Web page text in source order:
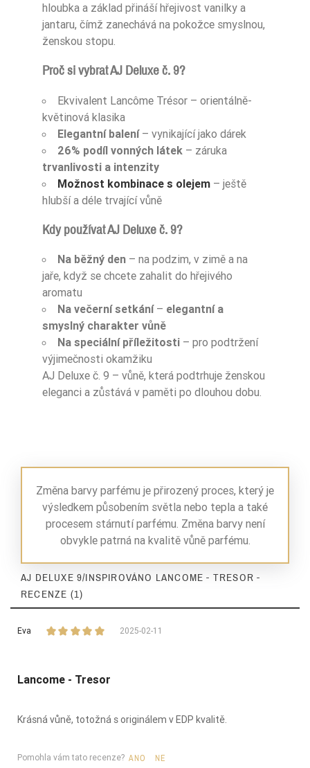
hloubka a základ přináší hřejivost vanilky a
jantaru, čímž zanechává na pokožce smyslnou,
ženskou stopu.
Proč si vybrat AJ Deluxe č. 9?
Ekvivalent Lancôme Trésor – orientálně-
květinová klasika
Elegantní balení– vynikající jako dárek
26% podíl vonných látek – záruka
trvanlivosti a intenzity
Možnost kombinace s olejem – ještě
hlubší a déle trvající vůně
Kdy používat AJ Deluxe č. 9?
Na běžný den – na podzim, v zimě a na
jaře, když se chcete zahalit do hřejivého
aromatu
Na večerní setkání– elegantní a
smyslný charakter vůně
Na speciální příležitosti – pro podtržení
výjimečnosti okamžiku
AJ Deluxe č. 9 – vůně, která podtrhuje ženskou
eleganci a zůstává v paměti po dlouhou dobu.
Změna barvy parfému je přirozený proces, který je
výsledkem působením světla nebo tepla a také
procesem stárnutí parfému. Změna barvy není
obvykle patrná na kvalitě vůně parfému.
AJ DELUXE 9/INSPIROVÁNO LANCOME - TRESOR -
RECENZE (1)
Eva 2025-02-11
Lancome - Tresor
Krásná vůně, totožná s originálem v EDP kvalitě.
Pomohla vám tato recenze? ANO NE